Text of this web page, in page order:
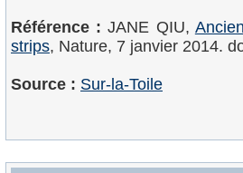
Référence : JANE QIU,
strips, Nature, 7 janvier 2014.
Source : Sur-la-Toile